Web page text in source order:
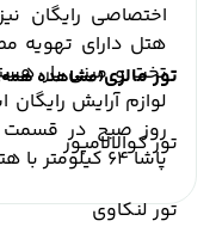
تور مالزی(مشاهده
تور کوالالامپور
تور لنکاوی
اختصاصی رایگان
هتل دارای تهویه
تخت و مینی بار
لوازم آرایش
روز صبح در قسمت
پاشا 64 کیلومتر با هتل فاصله دارد.